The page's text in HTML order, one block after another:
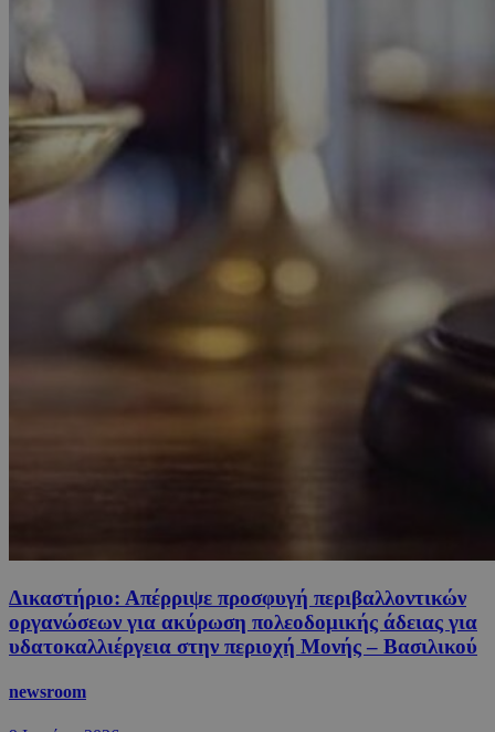
Δικαστήριο: Απέρριψε προσφυγή περιβαλλοντικών
οργανώσεων για ακύρωση πολεοδομικής άδειας για
υδατοκαλλιέργεια στην περιοχή Μονής – Βασιλικού
newsroom